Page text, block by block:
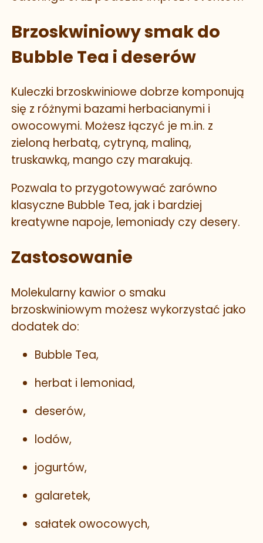
Brzoskwiniowy smak do
Bubble Tea i deserów
Kuleczki brzoskwiniowe dobrze komponują
się z różnymi bazami herbacianymi i
owocowymi. Możesz łączyć je m.in. z
zieloną herbatą, cytryną, maliną,
truskawką, mango czy marakują.
Pozwala to przygotowywać zarówno
klasyczne Bubble Tea, jak i bardziej
kreatywne napoje, lemoniady czy desery.
Zastosowanie
Molekularny kawior o smaku
brzoskwiniowym możesz wykorzystać jako
dodatek do:
Bubble Tea,
herbat i lemoniad,
deserów,
lodów,
jogurtów,
galaretek,
sałatek owocowych,